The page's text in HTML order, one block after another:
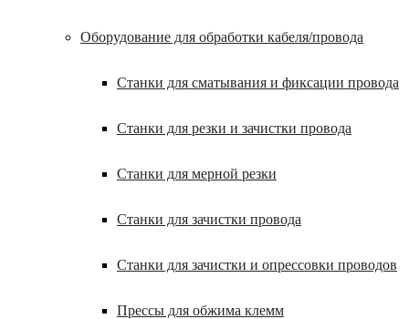
Оборудование для обработки кабеля/провода
Станки для сматывания и фиксации провода
Станки для резки и зачистки провода
Станки для мерной резки
Станки для зачистки провода
Станки для зачистки и опрессовки проводов
Прессы для обжима клемм